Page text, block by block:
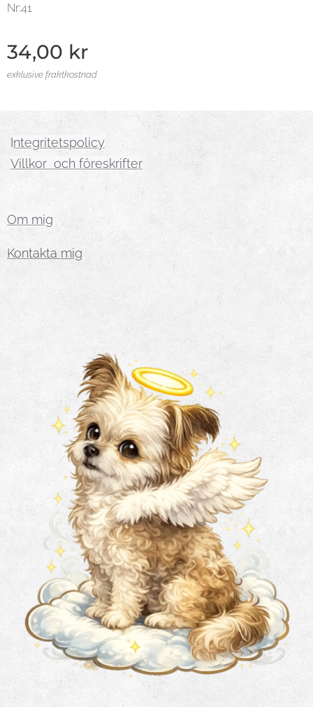
Nr:41
34,00 kr
exklusive fraktkostnad
Integritetspolicy
Villkor och föreskrifter
Om mig
Kontakta mig